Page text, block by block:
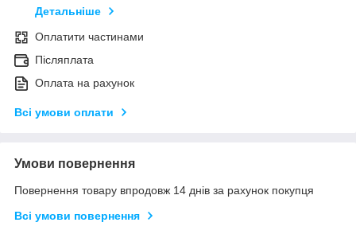
Детальніше
Оплатити частинами
Післяплата
Оплата на рахунок
Всі умови оплати
Умови повернення
Повернення товару впродовж 14 днів за рахунок покупця
Всі умови повернення